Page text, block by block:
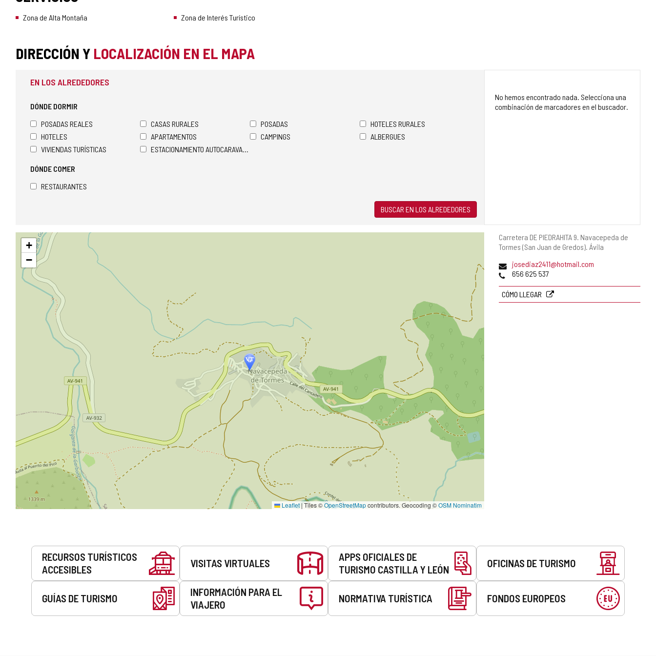
Zona de Alta Montaña Zona de Interés Turístico
DIRECCIÓN Y LOCALIZACIÓN EN EL MAPA
Dirección
postal
Carretera DE PIEDRAHITA 9. Navacepeda de
Tormes (San Juan de Gredos). Ávila
Dirección
de
electrónico
josediaz2411@hotmail.com
Teléfonos
656 625 537
CÓMO LLEGAR
EN LOS ALREDEDORES
DÓNDE DORMIR
POSADAS REALES
CASAS RURALES POSADAS
HOTELES RURALES
HOTELES
APARTAMENTOS CAMPINGS
ALBERGUES
VIVIENDAS TURÍSTICAS
ESTACIONAMIENTO AUTOCARAVANAS
DÓNDE COMER
RESTAURANTES
BUSCAR EN LOS ALREDEDORES
No hemos encontrado nada. Selecciona una
combinación de marcadores en el buscador.
Saltar
mapa
+
−
Leaflet | Tiles ©OpenStreetMapcontributors. Geocoding ©OSM Nominatim
Servicios
RECURSOS TURÍSTICOS
ACCESIBLES
VISITAS VIRTUALES
APPS OFICIALES DE
TURISMO CASTILLA Y LEÓN
OFICINAS DE TURISMO
GUÍAS DE TURISMO
INFORMACIÓN PARA EL
VIAJERO
NORMATIVA TURÍSTICA FONDOS EUROPEOS